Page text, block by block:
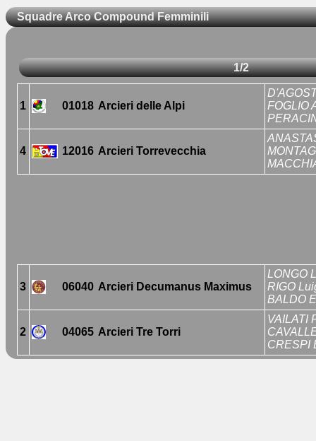
Squadre Arco Compound Femminili
1/2
1 01018 Arcieri delle Alpi
FOGLIO
4 12016 Arcieri Torrevecchia
3 06040 Arcieri Decumanus Maximus
LONGO
RIGO
BALDO
2 04065 Arcieri Tre Torri
VAILATI
CRESPI